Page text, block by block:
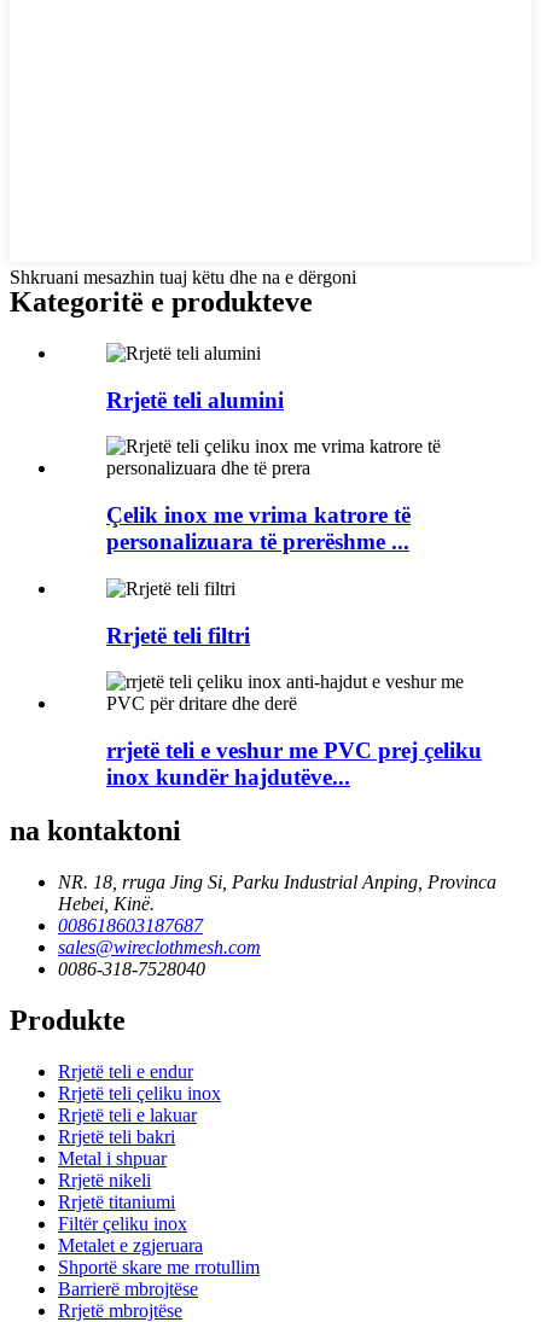
Shkruani mesazhin tuaj këtu dhe na e dërgoni
Kategoritë e produkteve
Rrjetë teli alumini
Çelik inox me vrima katrore të
personalizuara të prerëshme ...
Rrjetë teli filtri
rrjetë teli e veshur me PVC prej çeliku
inox kundër hajdutëve...
na kontaktoni
NR. 18, rruga Jing Si, Parku Industrial Anping, Provinca
Hebei, Kinë.
008618603187687
sales@wireclothmesh.com
0086-318-7528040
Produkte
Rrjetë teli e endur
Rrjetë teli çeliku inox
Rrjetë teli e lakuar
Rrjetë teli bakri
Metal i shpuar
Rrjetë nikeli
Rrjetë titaniumi
Filtër çeliku inox
Metalet e zgjeruara
Shportë skare me rrotullim
Barrierë mbrojtëse
Rrjetë mbrojtëse